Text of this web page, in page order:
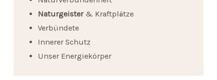
Naturgeister& Kraftplätze
Verbündete
Innerer Schutz
Unser Energiekörper